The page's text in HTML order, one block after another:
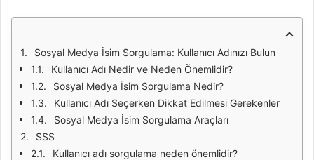
Sosyal Medya İsim Sorgulama: Kullanıcı Adınızı Bulun
Kullanıcı Adı Nedir ve Neden Önemlidir?
Sosyal Medya İsim Sorgulama Nedir?
Kullanıcı Adı Seçerken Dikkat Edilmesi Gerekenler
Sosyal Medya İsim Sorgulama Araçları
SSS
Kullanıcı adı sorgulama neden önemlidir?